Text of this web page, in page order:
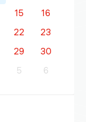
15
16
22
23
29
30
5 6